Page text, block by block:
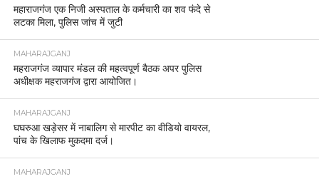
महाराजगंज एक निजी अस्पताल के कर्मचारी का शव फंदे से
लटका मिला, पुलिस जांच में जुटी
MAHARAJGANJ
महराजगंज व्यापार मंडल की महत्वपूर्ण बैठक अपर पुलिस
अधीक्षक महराजगंज द्वारा आयोजित।
MAHARAJGANJ
घघरुआ खड़ेसर में नाबालिग से मारपीट का वीडियो वायरल,
पांच के खिलाफ मुकदमा दर्ज।
MAHARAJGANJ